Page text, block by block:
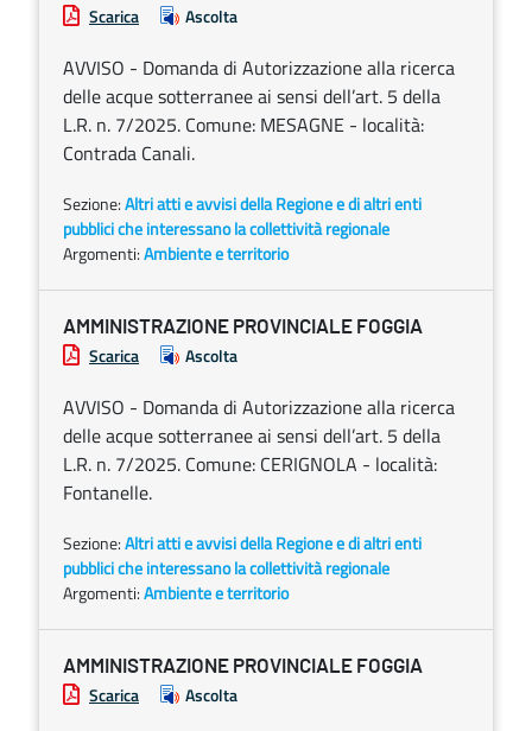
Scarica Ascolta
AVVISO - Domanda di Autorizzazione alla ricerca
delle acque sotterranee ai sensi dell’art. 5 della
L.R. n. 7/2025. Comune: MESAGNE - località:
Contrada Canali.
Sezione:Altri atti e avvisi della Regione e di altri enti
pubblici che interessano la collettività regionale
Argomenti:Ambiente e territorio
AMMINISTRAZIONE PROVINCIALE FOGGIA
Scarica Ascolta
AVVISO - Domanda di Autorizzazione alla ricerca
delle acque sotterranee ai sensi dell’art. 5 della
L.R. n. 7/2025. Comune: CERIGNOLA - località:
Fontanelle.
Sezione:Altri atti e avvisi della Regione e di altri enti
pubblici che interessano la collettività regionale
Argomenti:Ambiente e territorio
AMMINISTRAZIONE PROVINCIALE FOGGIA
Scarica Ascolta